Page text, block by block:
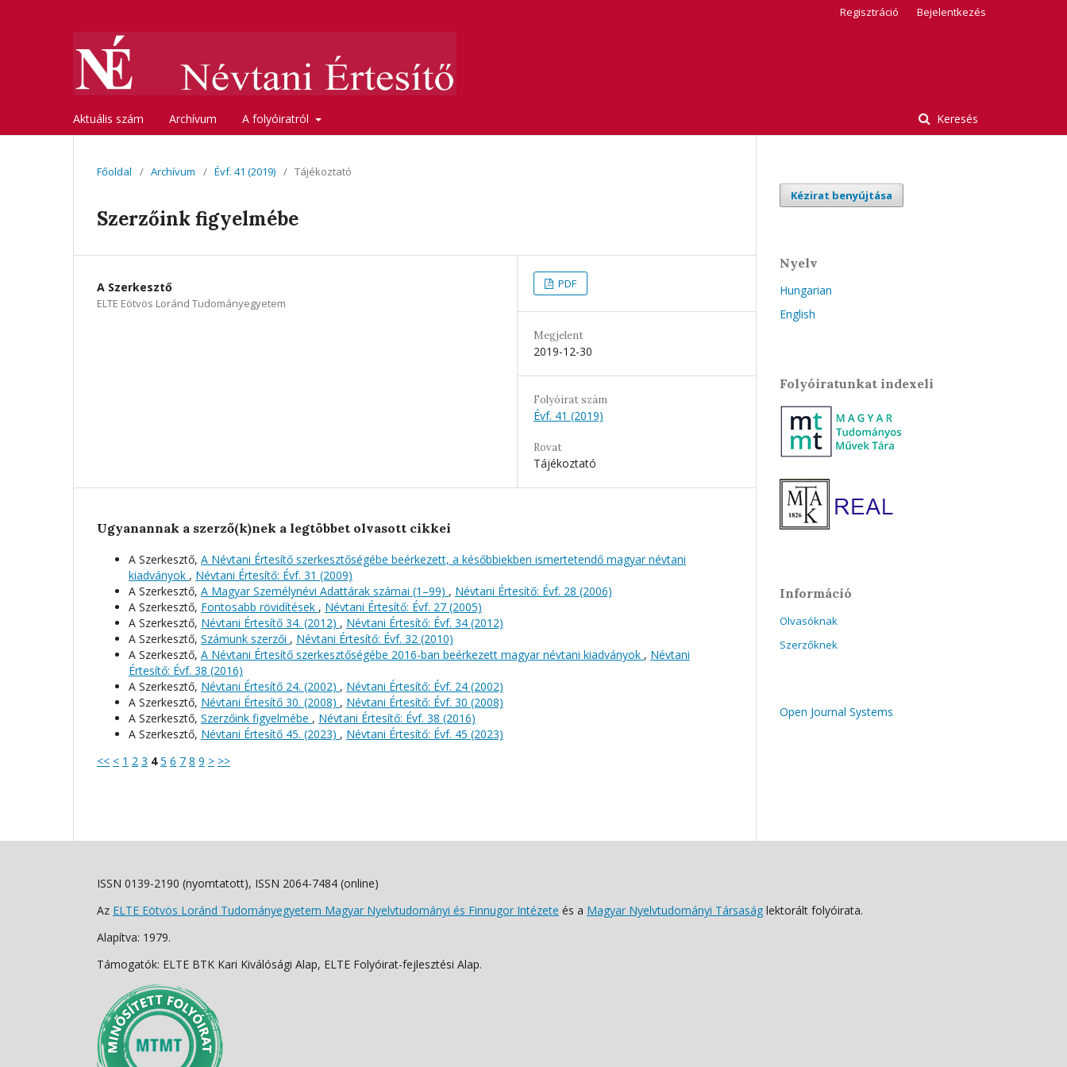
Aktuális szám Archívum A folyóiratról Keresés
Regisztráció Bejelentkezés
Főoldal / Archívum / Évf. 41 (2019) / Tájékoztató
Szerzőink figyelmébe
A Szerkesztő
ELTE Eötvös Loránd Tudományegyetem
PDF
Megjelent
2019-12-30
Folyóirat szám
Évf. 41 (2019)
Rovat
Tájékoztató
Ugyanannak a szerző(k)nek a legtöbbet olvasott cikkei
A Szerkesztő, A Névtani Értesítő szerkesztőségébe beérkezett, a későbbiekben ismertetendő magyar névtani
kiadványok , Névtani Értesítő: Évf. 31 (2009)
A Szerkesztő, A Magyar Személynévi Adattárak számai (1–99) , Névtani Értesítő: Évf. 28 (2006)
A Szerkesztő, Fontosabb rövidítések , Névtani Értesítő: Évf. 27 (2005)
A Szerkesztő, Névtani Értesítő 34. (2012) , Névtani Értesítő: Évf. 34 (2012)
A Szerkesztő, Számunk szerzői , Névtani Értesítő: Évf. 32 (2010)
A Szerkesztő, A Névtani Értesítő szerkesztőségébe 2016-ban beérkezett magyar névtani kiadványok , Névtani
Értesítő: Évf. 38 (2016)
A Szerkesztő, Névtani Értesítő 24. (2002) , Névtani Értesítő: Évf. 24 (2002)
A Szerkesztő, Névtani Értesítő 30. (2008) , Névtani Értesítő: Évf. 30 (2008)
A Szerkesztő, Szerzőink figyelmébe , Névtani Értesítő: Évf. 38 (2016)
A Szerkesztő, Névtani Értesítő 45. (2023) , Névtani Értesítő: Évf. 45 (2023)
<< < 1 2 3 4 5 6 7 8 9 > >>
Kézirat benyújtása
Nyelv
Hungarian
English
Folyóiratunkat indexeli
Információ
Olvasóknak
Szerzőknek
Open Journal Systems
ISSN 0139-2190 (nyomtatott), ISSN 2064-7484 (online)
Az ELTE Eötvös Loránd Tudományegyetem Magyar Nyelvtudományi és Finnugor Intézete és a Magyar Nyelvtudományi Társaság lektorált folyóirata.
Alapítva: 1979.
Támogatók: ELTE BTK Kari Kiválósági Alap, ELTE Folyóirat-fejlesztési Alap.